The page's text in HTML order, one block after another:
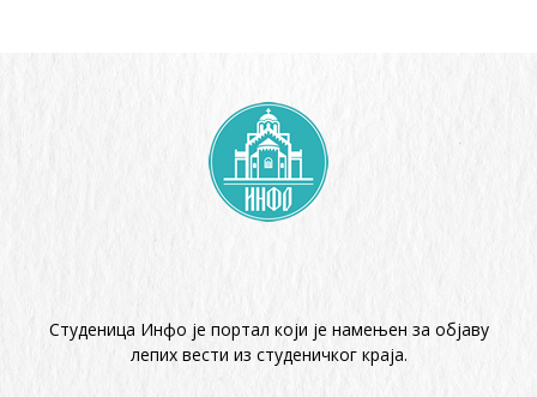
Студеница Инфо је портал који је намењен за објaву
лепих вести из студеничког краја.